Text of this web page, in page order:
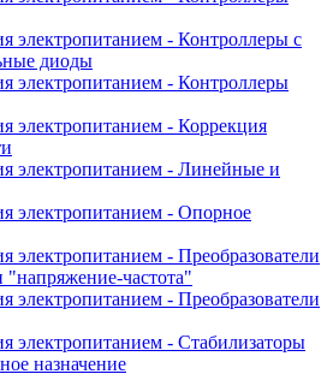
электропитанием - Контроллеры с
диоды
электропитанием - Контроллеры
электропитанием - Коррекция
электропитанием - Линейные и
электропитанием - Опорное
электропитанием - Преобразователи
"напряжение-частота"
электропитанием - Преобразователи
электропитанием - Стабилизаторы
назначение